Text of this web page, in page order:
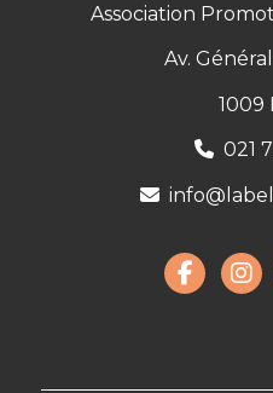
Association
Av.
1009
021